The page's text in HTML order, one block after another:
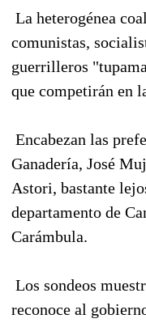
La heterogénea
comunistas,
guerrilleros
que competirán en
Encabezan las
Ganadería, José
Astori, bastante
departamento de
Carámbula.
Los sondeos
reconoce al